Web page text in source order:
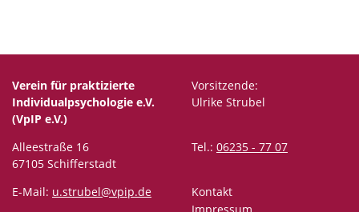
Verein für praktizierte
Individualpsychologie e.V.
(VpIP e.V.)
Vorsitzende:
Ulrike Strubel
Alleestraße 16
67105 Schifferstadt
Tel.: 06235 - 77 07
E-Mail: u.strubel@vpip.de
Kontakt